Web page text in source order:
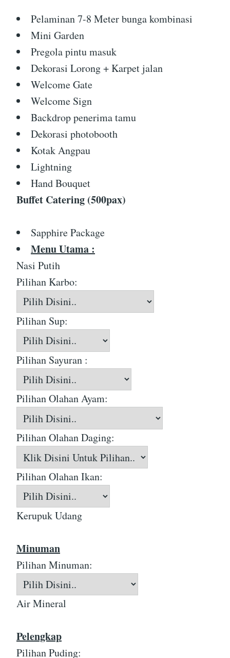
Pelaminan 7-8 Meter bunga kombinasi
Mini Garden
Pregola pintu masuk
Dekorasi Lorong + Karpet jalan
Welcome Gate
Welcome Sign
Backdrop penerima tamu
Dekorasi photobooth
Kotak Angpau
Lightning
Hand Bouquet
Buffet Catering (500pax)
Sapphire Package
Menu Utama :
Nasi Putih
Pilihan Karbo:
Pilihan Sup:
Pilihan Sayuran :
Pilihan Olahan Ayam:
Pilihan Olahan Daging:
Pilihan Olahan Ikan:
Kerupuk Udang
Minuman
Pilihan Minuman:
Air Mineral
Pelengkap
Pilihan Puding: